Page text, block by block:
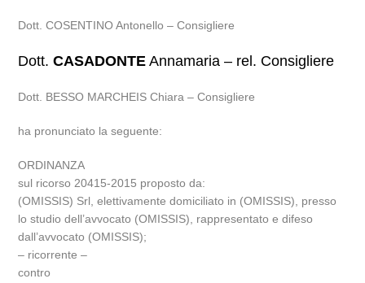
Dott. COSENTINO Antonello – Consigliere
Dott.CASADONTE Annamaria – rel. Consigliere
Dott. BESSO MARCHEIS Chiara – Consigliere
ha pronunciato la seguente:
ORDINANZA
sul ricorso 20415-2015 proposto da:
(OMISSIS) Srl, elettivamente domiciliato in (OMISSIS), presso
lo studio dell’avvocato (OMISSIS), rappresentato e difeso
dall’avvocato (OMISSIS);
– ricorrente –
contro